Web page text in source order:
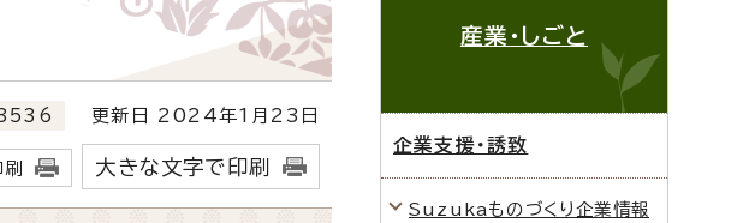
更新日 2024年1月23日
刷 大きな文字で印刷
産業・しごと
企業支援・誘致
Suzukaものづくり企業情報